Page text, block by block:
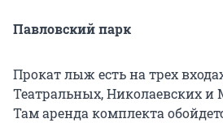
Павловский парк
Прокат лыж есть на трех
Театральных, Николаевских
Там аренда комплекта